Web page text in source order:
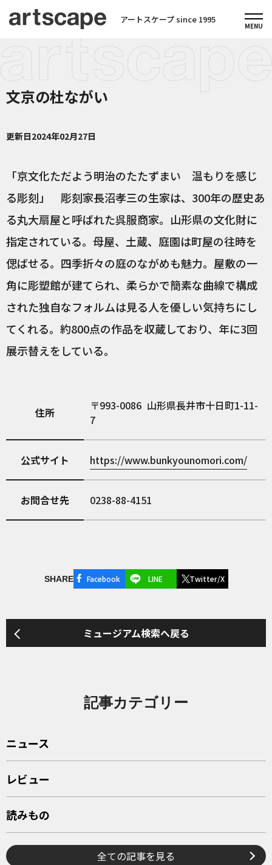
アートスケープ since 1995
文京の杜ながい
更新日2024年02月27日
「京文化ただよう明治のたたずまい 温もりを感じ
る彫刻」 彫刻家長沼孝三の生家は、300年の歴史あ
る丸大扇屋と呼ばれた呉服商家。山形県の文化財に
指定されている。母屋、土蔵、庭園は町屋の往時を
偲ばせる。四季折々の庭のながめも魅力。屋敷の一
角に彫塑館が建てられ、柔らかで簡素な曲線で構成
された独自なフォルムは見る人を優しい気持ちにし
てくれる。約800点の作品を収蔵しており、年に3回
展示替えをしている。
住所 993-0086 山形県長井市十日町1-11-
7
公式サイト https://www.bunkyounomori.com/
お問合せ先 0238-88-4151
SHARE Facebook LINE Twitter/X
ミュージアム検索へ戻る
記事カテゴリー
ニュース
レビュー
読みもの
全ての記事を見る